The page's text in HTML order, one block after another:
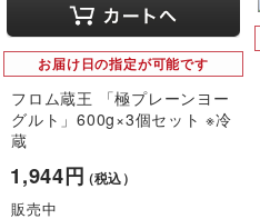
お届け日の指定が可能です
フロム蔵王 「極プレーンヨー
グルト」600g×3個セット ※冷
蔵
1,944円（税込）
販売中